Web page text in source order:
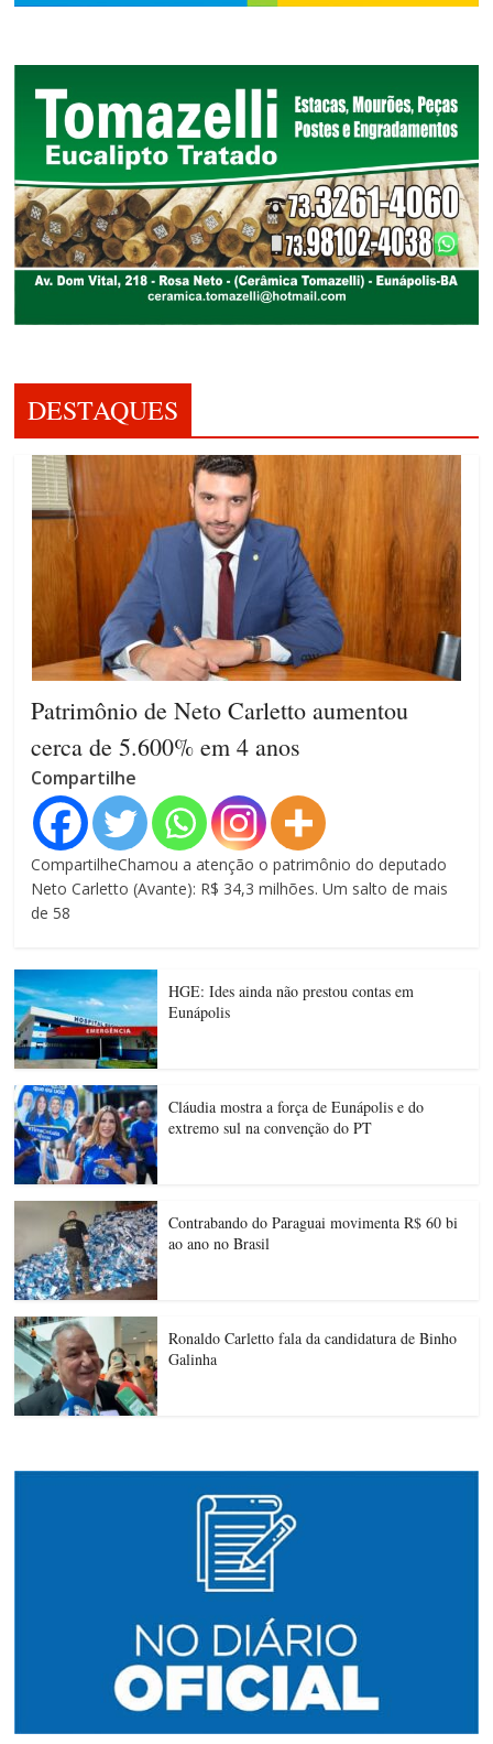
DESTAQUES
Patrimônio de Neto Carletto aumentou
cerca de 5.600% em 4 anos
Compartilhe
CompartilheChamou a atenção o patrimônio do deputado
Neto Carletto (Avante): R$ 34,3 milhões. Um salto de mais
de 58
HGE: Ides ainda não prestou contas em
Eunápolis
Cláudia mostra a força de Eunápolis e do
extremo sul na convenção do PT
Contrabando do Paraguai movimenta R$ 60 bi
ao ano no Brasil
Ronaldo Carletto fala da candidatura de Binho
Galinha